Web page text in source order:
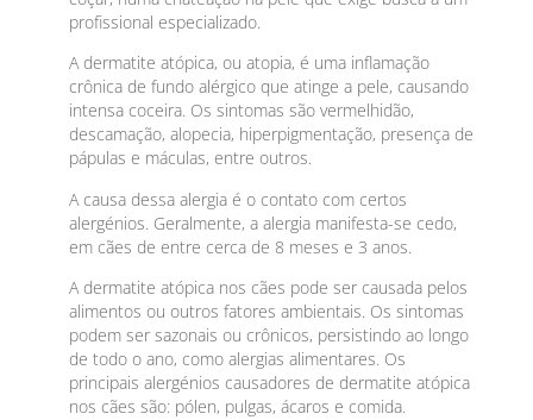
profissional especializado.
A dermatite atópica, ou atopia, é uma inflamação
crônica de fundo alérgico que atinge a pele, causando
intensa coceira. Os sintomas são vermelhidão,
descamação, alopecia, hiperpigmentação, presença de
pápulas e máculas, entre outros.
A causa dessa alergia é o contato com certos
alergénios. Geralmente, a alergia manifesta-se cedo,
em cães de entre cerca de 8 meses e 3 anos.
A dermatite atópica nos cães pode ser causada pelos
alimentos ou outros fatores ambientais. Os sintomas
podem ser sazonais ou crônicos, persistindo ao longo
de todo o ano, como alergias alimentares. Os
principais alergénios causadores de dermatite atópica
nos cães são: pólen, pulgas, ácaros e comida.